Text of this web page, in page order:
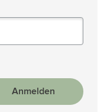
Anmelden